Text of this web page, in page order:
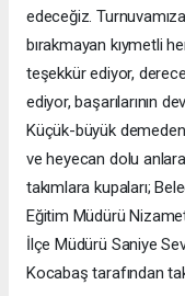
edeceğiz.
bırakmayan kıymetli
teşekkür ediyor,
ediyor, başarılarının
Küçük-büyük
ve heyecan dolu
takımlara kupaları;
Eğitim Müdürü
İlçe Müdürü Saniye
Kocabaş tarafından